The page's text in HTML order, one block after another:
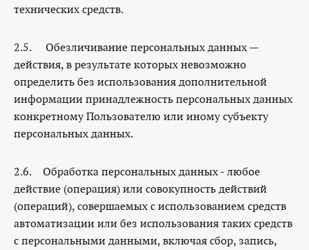
технических средств.
2.5. Обезличивание персональных данных —
действия, в результате которых невозможно
определить без использования дополнительной
информации принадлежность персональных данных
конкретному Пользователю или иному субъекту
персональных данных.
2.6. Обработка персональных данных - любое
действие (операция) или совокупность действий
(операций), совершаемых с использованием средств
автоматизации или без использования таких средств
с персональными данными, включая сбор, запись,